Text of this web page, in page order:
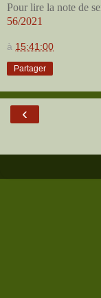
Pour lire la note de
56/2021
à 15:41:00
Partager
‹